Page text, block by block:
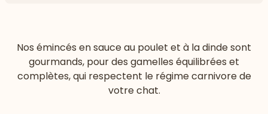
Nos émincés en sauce au poulet et à la dinde sont
gourmands, pour des gamelles équilibrées et
complètes, qui respectent le régime carnivore de
votre chat.